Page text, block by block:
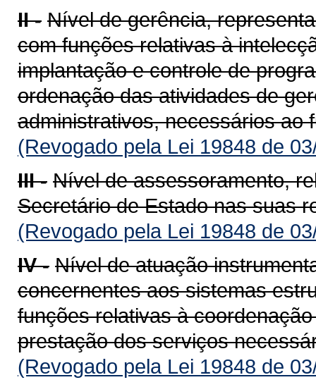
II - Nível de gerência,
com funções relativas à
implantação e controle de
ordenação das atividades de
administrativos, necessários ao
(Revogado pela Lei 19848 de
III - Nível de assessoramento,
Secretário de Estado nas suas
(Revogado pela Lei 19848 de
IV - Nível de atuação
concernentes aos sistemas
funções relativas à
prestação dos serviços
(Revogado pela Lei 19848 de